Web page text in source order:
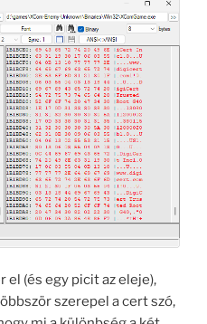
(és egy picit az eleje),
szerepel a cert szó,